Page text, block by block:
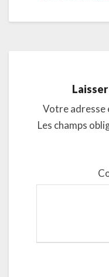
Votre adresse
Les champs